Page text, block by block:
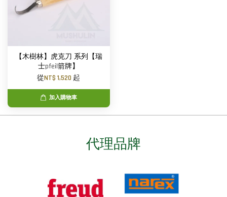
【木樹林】虎克刀 系列【瑞
士pfeil箭牌】
從NT$ 1,520 起
加入購物車
代理品牌